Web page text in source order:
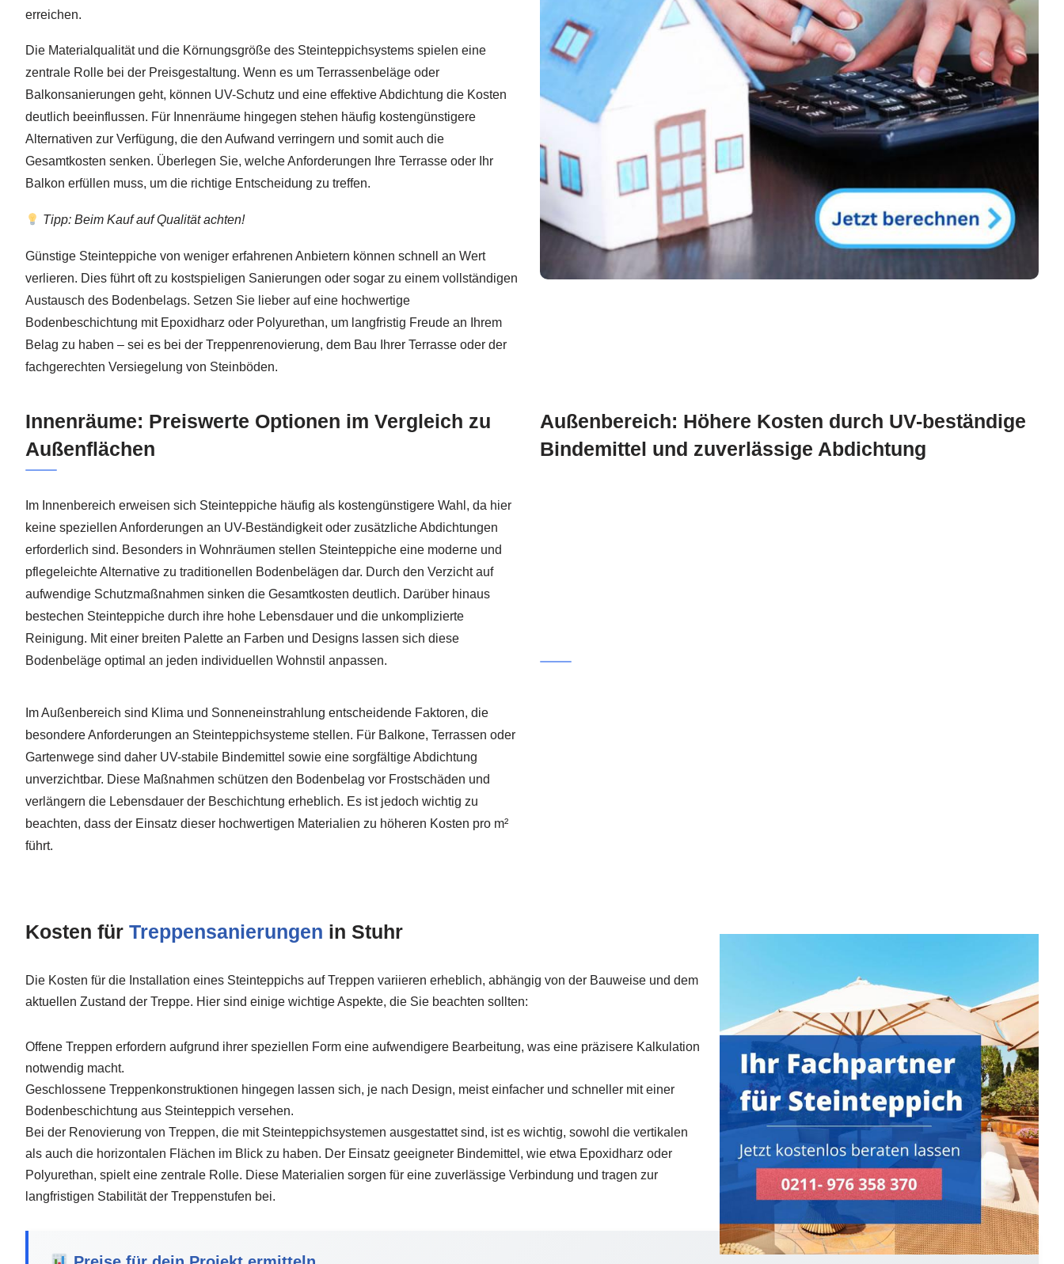
erreichen.
Die Materialqualität und die Körnungsgröße des Steinteppichsystems spielen eine
zentrale Rolle bei der Preisgestaltung. Wenn es um Terrassenbeläge oder
Balkonsanierungen geht, können UV-Schutz und eine effektive Abdichtung die Kosten
deutlich beeinflussen. Für Innenräume hingegen stehen häufig kostengünstigere
Alternativen zur Verfügung, die den Aufwand verringern und somit auch die
Gesamtkosten senken. Überlegen Sie, welche Anforderungen Ihre Terrasse oder Ihr
Balkon erfüllen muss, um die richtige Entscheidung zu treffen.
Tipp: Beim Kauf auf Qualität achten!
Günstige Steinteppiche von weniger erfahrenen Anbietern können schnell an Wert
verlieren. Dies führt oft zu kostspieligen Sanierungen oder sogar zu einem vollständigen
Austausch des Bodenbelags. Setzen Sie lieber auf eine hochwertige
Bodenbeschichtung mit Epoxidharz oder Polyurethan, um langfristig Freude an Ihrem
Belag zu haben – sei es bei der Treppenrenovierung, dem Bau Ihrer Terrasse oder der
fachgerechten Versiegelung von Steinböden.
Innenräume: Preiswerte Optionen im Vergleich zu
Außenflächen
Im Innenbereich erweisen sich Steinteppiche häufig als kostengünstigere Wahl, da hier
keine speziellen Anforderungen an UV-Beständigkeit oder zusätzliche Abdichtungen
erforderlich sind. Besonders in Wohnräumen stellen Steinteppiche eine moderne und
pflegeleichte Alternative zu traditionellen Bodenbelägen dar. Durch den Verzicht auf
aufwendige Schutzmaßnahmen sinken die Gesamtkosten deutlich. Darüber hinaus
bestechen Steinteppiche durch ihre hohe Lebensdauer und die unkomplizierte
Reinigung. Mit einer breiten Palette an Farben und Designs lassen sich diese
Bodenbeläge optimal an jeden individuellen Wohnstil anpassen.
Außenbereich: Höhere Kosten durch UV-beständige
Bindemittel und zuverlässige Abdichtung
Im Außenbereich sind Klima und Sonneneinstrahlung entscheidende Faktoren, die
besondere Anforderungen an Steinteppichsysteme stellen. Für Balkone, Terrassen oder
Gartenwege sind daher UV-stabile Bindemittel sowie eine sorgfältige Abdichtung
unverzichtbar. Diese Maßnahmen schützen den Bodenbelag vor Frostschäden und
verlängern die Lebensdauer der Beschichtung erheblich. Es ist jedoch wichtig zu
beachten, dass der Einsatz dieser hochwertigen Materialien zu höheren Kosten pro m²
führt.
Kosten für Treppensanierungen in Stuhr
Die Kosten für die Installation eines Steinteppichs auf Treppen variieren erheblich, abhängig von der Bauweise und dem
aktuellen Zustand der Treppe. Hier sind einige wichtige Aspekte, die Sie beachten sollten:
Offene Treppen erfordern aufgrund ihrer speziellen Form eine aufwendigere Bearbeitung, was eine präzisere Kalkulation
notwendig macht.
Geschlossene Treppenkonstruktionen hingegen lassen sich, je nach Design, meist einfacher und schneller mit einer
Bodenbeschichtung aus Steinteppich versehen.
Bei der Renovierung von Treppen, die mit Steinteppichsystemen ausgestattet sind, ist es wichtig, sowohl die vertikalen
als auch die horizontalen Flächen im Blick zu haben. Der Einsatz geeigneter Bindemittel, wie etwa Epoxidharz oder
Polyurethan, spielt eine zentrale Rolle. Diese Materialien sorgen für eine zuverlässige Verbindung und tragen zur
langfristigen Stabilität der Treppenstufen bei.